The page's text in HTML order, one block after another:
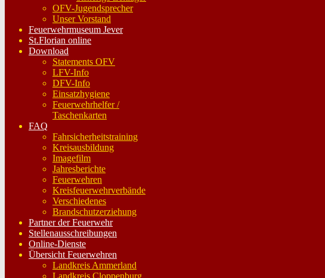
OFV-Jugendsprecher
Unser Vorstand
Feuerwehrmuseum Jever
St.Florian online
Download
Statements OFV
LFV-Info
DFV-Info
Einsatzhygiene
Feuerwehrhelfer /
Taschenkarten
FAQ
Fahrsicherheitstraining
Kreisausbildung
Imagefilm
Jahresberichte
Feuerwehren
Kreisfeuerwehrverbände
Verschiedenes
Brandschutzerziehung
Partner der Feuerwehr
Stellenausschreibungen
Online-Dienste
Übersicht Feuerwehren
Landkreis Ammerland
Landkreis Cloppenburg